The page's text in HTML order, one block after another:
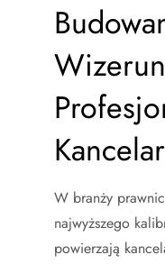
W branży
najwyższego
powierzają